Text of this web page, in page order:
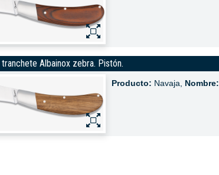
Albainox zebra. Pistón.
Producto: Navaja, Nombre: